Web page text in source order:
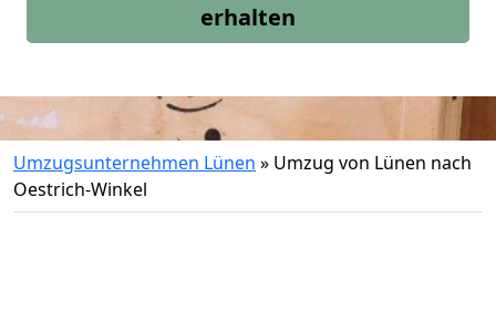
erhalten
Umzugsunternehmen Lünen » Umzug von Lünen nach
Oestrich-Winkel